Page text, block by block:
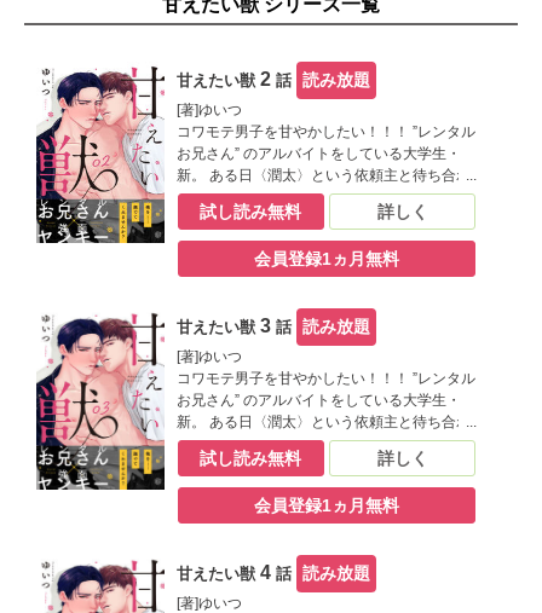
甘えたい獣 2 話 読み放題
[著]ゆいつ
コワモテ男子を甘やかしたい！！！ ”レンタル
お兄さん” のアルバイトをしている大学生・
新。 ある日〈潤太〉という依頼主と待ち合わ
せをすると、なんとやって来たのは超イカツ
イヤンキー!? まさか新手の恐喝!?と思いき
や、「頭撫でてもらいたいんです」と言い出
した。 男前なのに頬を赤らめて、甘えてくる
俺！ムラムラしてきちまった!!? ※この作品は
「Tulle vol.7」に収録されています。重複購
入にご注意ください。
試し読み無料 詳しく
会員登録1ヵ月無料
甘えたい獣 3 話 読み放題
[著]ゆいつ
コワモテ男子を甘やかしたい！！！ ”レンタル
お兄さん” のアルバイトをしている大学生・
新。 ある日〈潤太〉という依頼主と待ち合わ
せをすると、なんとやって来たのは超イカツ
イヤンキー!? まさか新手の恐喝!?と思いき
や、「頭撫でてもらいたいんです」と言い出
した。 男前なのに頬を赤らめて、甘えてくる
俺！ムラムラしてきちまった!!? ※この作品は
「Tulle vol.8」に収録されています。重複購
入にご注意ください。
試し読み無料 詳しく
会員登録1ヵ月無料
甘えたい獣 4 話 読み放題
[著]ゆいつ